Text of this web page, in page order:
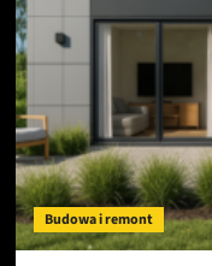
Budowa i remont